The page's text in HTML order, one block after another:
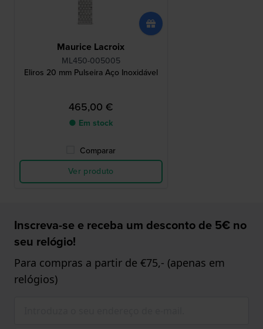
Maurice Lacroix
ML450-005005
Eliros 20 mm Pulseira Aço Inoxidável
465,00 €
● Em stock
Comparar
Ver produto
Inscreva-se e receba um desconto de 5€ no
seu relógio!
Para compras a partir de €75,- (apenas em
relógios)